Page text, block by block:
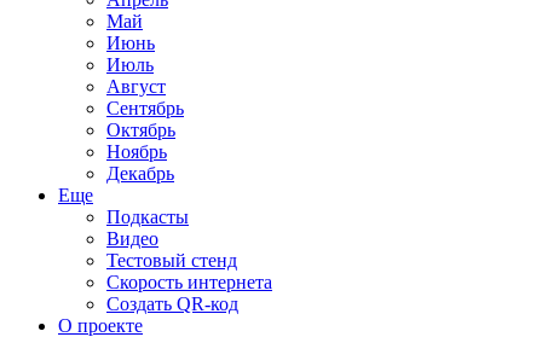
Май
Июнь
Июль
Август
Сентябрь
Октябрь
Ноябрь
Декабрь
Еще
Подкасты
Видео
Тестовый стенд
Скорость интернета
Создать QR-код
О проекте